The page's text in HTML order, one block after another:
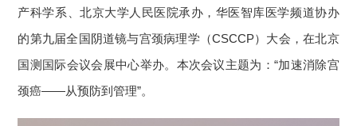
产科学系、北京大学人民医院承办，华医智库医学频道协办
的第九届全国阴道镜与宫颈病理学（CSCCP）大会，在北京
国测国际会议会展中心举办。本次会议主题为：“加速消除宫
颈癌——从预防到管理”。